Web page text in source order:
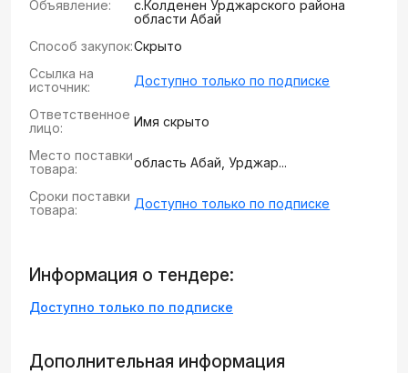
Объявление:
с.Колденен Урджарского района
области Абай
Способ закупок:Скрыто
Ссылка на
источник:
Доступно только по подписке
Ответственное
лицо:
Имя скрыто
Место поставки
товара:
область Абай, Урджар...
Сроки поставки
товара:
Доступно только по подписке
Информация о тендере:
Доступно только по подписке
Дополнительная информация